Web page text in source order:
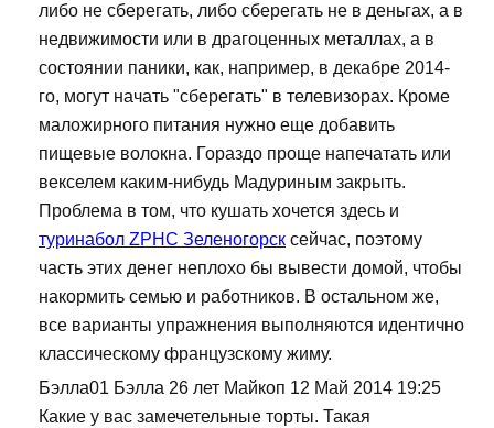
либо не сберегать, либо сберегать не в деньгах, а в
недвижимости или в драгоценных металлах, а в
состоянии паники, как, например, в декабре 2014-
го, могут начать "сберегать" в телевизорах. Кроме
маложирного питания нужно еще добавить
пищевые волокна. Гораздо проще напечатать или
векселем каким-нибудь Мадуриным закрыть.
Проблема в том, что кушать хочется здесь и
туринабол ZPHC Зеленогорск сейчас, поэтому
часть этих денег неплохо бы вывести домой, чтобы
накормить семью и работников. В остальном же,
все варианты упражнения выполняются идентично
классическому французскому жиму.
Бэлла01 Бэлла 26 лет Майкоп 12 Май 2014 19:25
Какие у вас замечетельные торты. Такая